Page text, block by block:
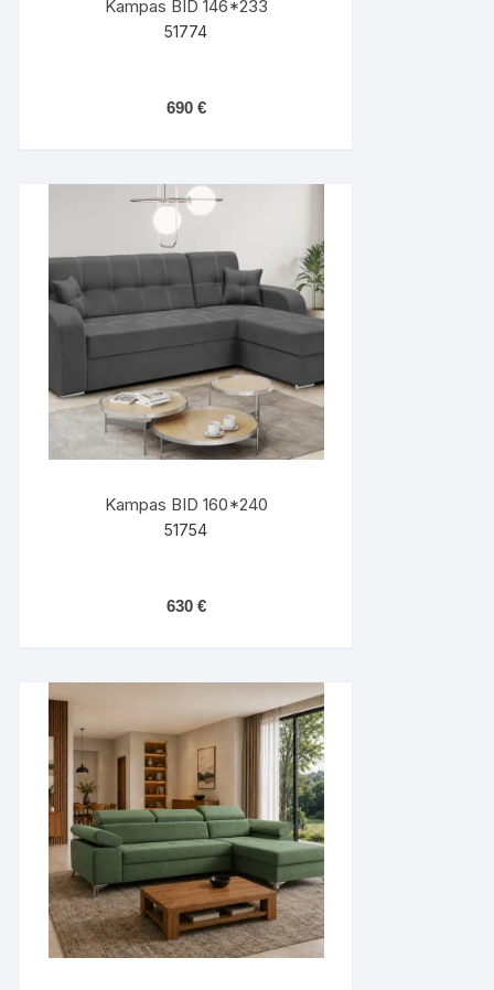
Kampas BID 146*233
51774
690 €
Kampas BID 160*240
51754
630 €